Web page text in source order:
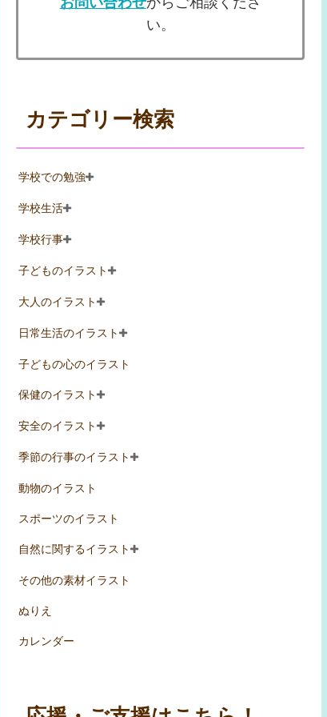
い。
カテゴリー検索
学校での勉強
学校生活
学校行事
子どものイラスト
大人のイラスト
日常生活のイラスト
子どもの心のイラスト
保健のイラスト
安全のイラスト
季節の行事のイラスト
動物のイラスト
スポーツのイラスト
自然に関するイラスト
その他の素材イラスト
ぬりえ
カレンダー